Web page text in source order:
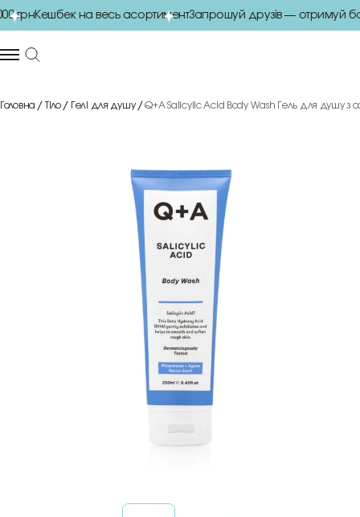
грнКешбек на весь асортиментЗапрошуй друзів — отримуй
Головна Тіло Гелі для душу Q+A Salicylic Acid Body Wash Гель для душу з